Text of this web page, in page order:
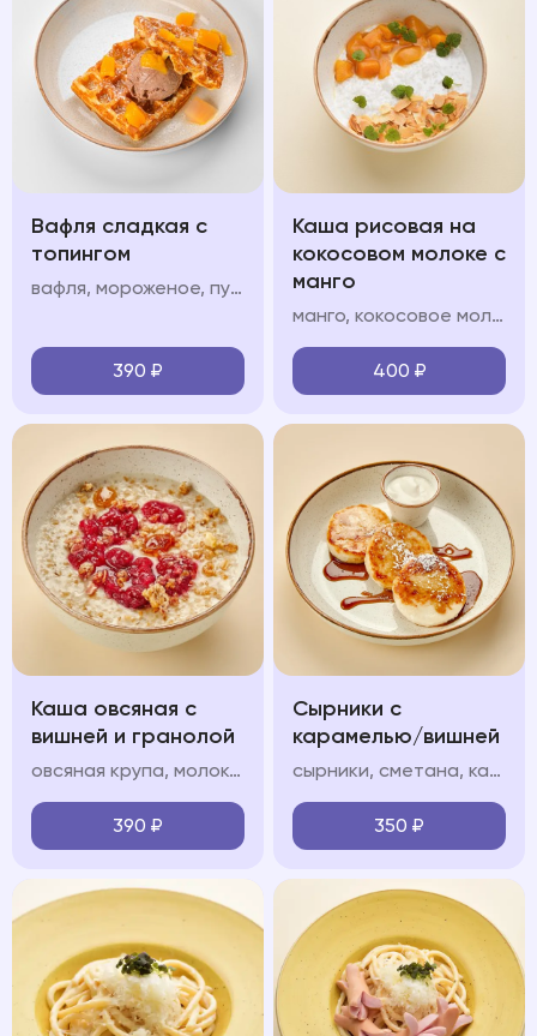
Вафля сладкая с
топингом
вафля, мороженое, пудра, топинг: шоколад/карамель/клубника/вишня/манго
390 ₽
Каша рисовая на
кокосовом молоке с
манго
манго, кокосовое молоко, кокосовые лепестки
400 ₽
Каша овсяная с
вишней и гранолой
овсяная крупа, молоко, гранола, вишневый конфитюр
390 ₽
Сырники с
карамелью/вишней
сырники, сметана, карамель/вишневый конфитюр (на выбор), сахарная пудра
350 ₽